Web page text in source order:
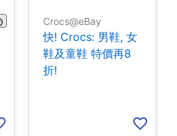
Crocs@eBay
快! Crocs: 男鞋, 女
鞋及童鞋 特價再8
折!